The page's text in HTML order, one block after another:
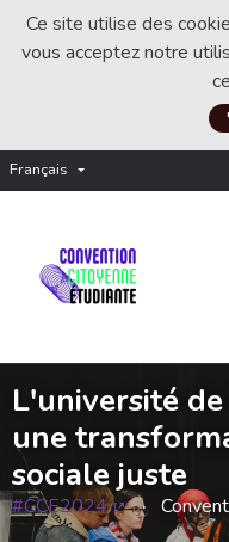
Ce site utilise des
vous acceptez notre
Français Choisir la langue
L'université
une
sociale juste
#CCE2024
(Lien externe)